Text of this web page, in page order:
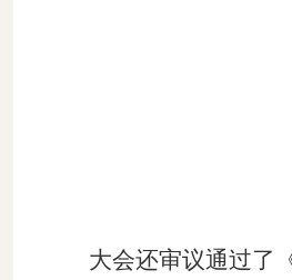
大会还审议通过了